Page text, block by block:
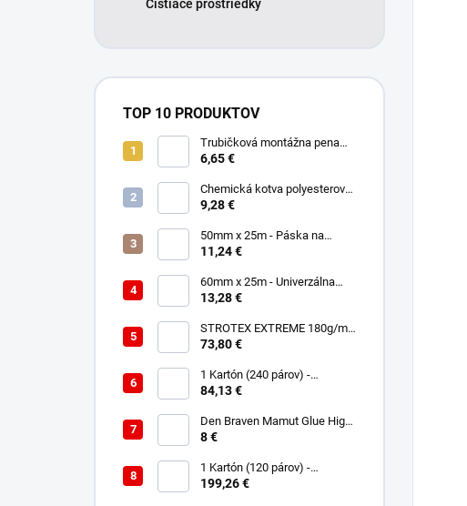
Čistiace prostriedky
TOP 10 PRODUKTOV
Trubičková montážna pena
SMART 750ml - Nízkorozťažná
6,65 €
Chemická kotva polyesterová
300ml
9,28 €
50mm x 25m - Páska na
spájanie a opravu membrán -
11,24 €
60mm x 25m - Univerzálna
páska - Jednostranná
13,28 €
STROTEX EXTREME 180g/m2
- Strešná fólia / membrána
73,80 €
1 Kartón (240 párov) -
Rukavice Verken onyx
84,13 €
Den Braven Mamut Glue High
Tack 290 ml biely
8 €
1 Kartón (120 párov) -
Rukavice Verken VELCRO -
199,26 €